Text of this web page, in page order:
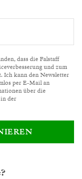
dass die Falstaff
und zum
Ich kann den Newsletter
per E-Mail an
über die
der